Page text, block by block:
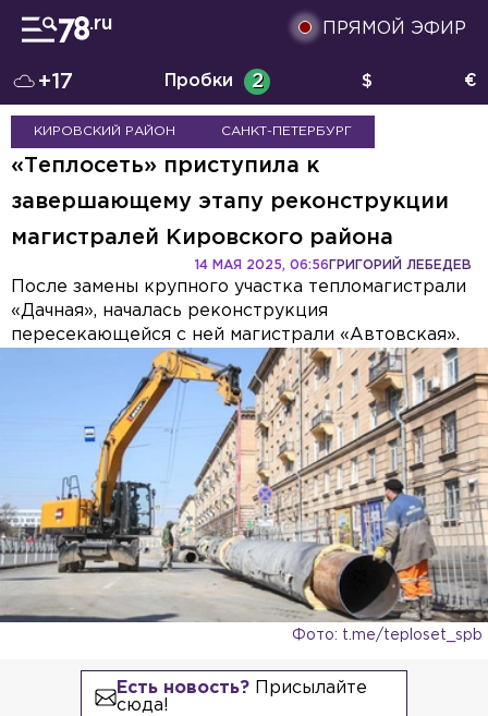
ПРЯМОЙ ЭФИР
+17 Пробки 2 $ €
КИРОВСКИЙ РАЙОН САНКТ-ПЕТЕРБУРГ
«Теплосеть» приступила к
завершающему этапу реконструкции
магистралей Кировского района
ГРИГОРИЙ ЛЕБЕДЕВ
14 МАЯ 2025, 06:56
После замены крупного участка тепломагистрали
«Дачная», началась реконструкция
пересекающейся с ней магистрали «Автовская».
Фото: t.me/teploset_spb
Есть новость?Присылайте
сюда!